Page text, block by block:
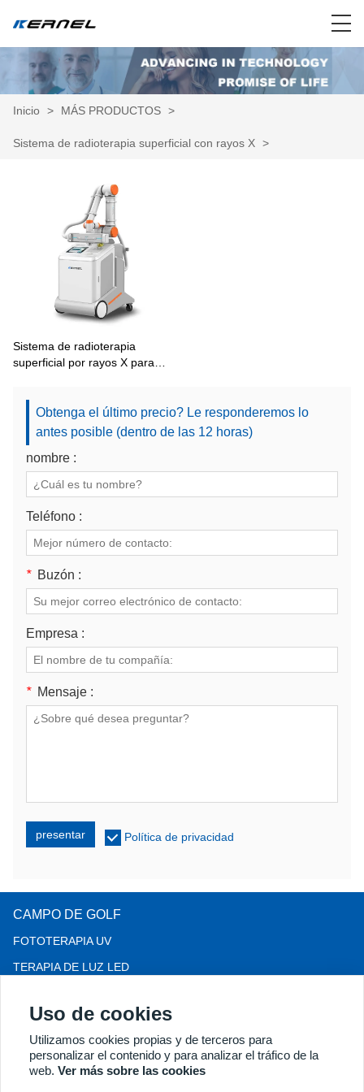
Inicio > MÁS PRODUCTOS >
Sistema de radioterapia superficial con rayos X >
Sistema de radioterapia
superficial por rayos X para
Obtenga el último precio? Le responderemos lo
antes posible (dentro de las 12 horas)
nombre :
Teléfono :
* Buzón :
Empresa :
* Mensaje :
presentar Política de privacidad
CAMPO DE GOLF
FOTOTERAPIA UV
TERAPIA DE LUZ LED
COLPOSCOPIO
MÁS PRODUCTOS
Copyright® 2018 Kernel Medical Equipment Co.,LTD. Dirección
Uso de cookies
Utilizamos cookies propias y de terceros para
personalizar el contenido y para analizar el tráfico de la
web. Ver más sobre las cookies